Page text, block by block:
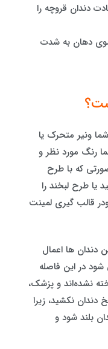
دندان‌ قروچه را
دهان به‌ شدت
ونیر متحرک یا
رنگ مورد نظر و
که با طرح
یا طرح لبخند را
قالب گیری لمینت
دندان ها اعمال
در این فاصله
نشده‌اند و پزشک،
دندان نکشید، زیرا
بلند شود و